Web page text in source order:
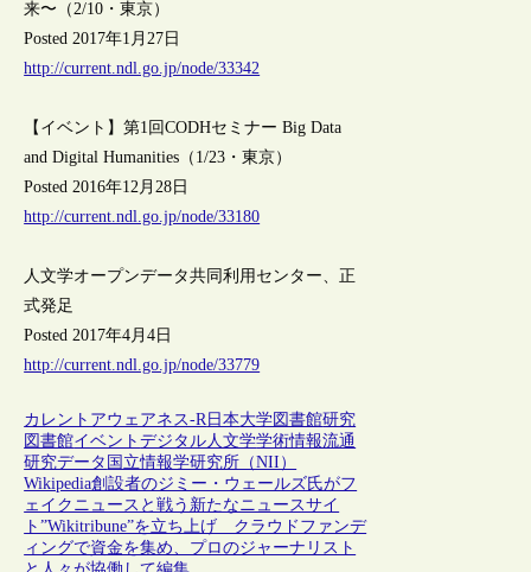
来〜（2/10・東京）
Posted 2017年1月27日
http://current.ndl.go.jp/node/33342
【イベント】第1回CODHセミナー Big Data
and Digital Humanities（1/23・東京）
Posted 2016年12月28日
http://current.ndl.go.jp/node/33180
人文学オープンデータ共同利用センター、正
式発足
Posted 2017年4月4日
http://current.ndl.go.jp/node/33779
カレントアウェアネス-R日本大学図書館研究
図書館イベントデジタル人文学学術情報流通
研究データ 国立情報学研究所（NII）
Wikipedia創設者のジミー・ウェールズ氏がフ
ェイクニュースと戦う新たなニュースサイ
ト”Wikitribune”を立ち上げ クラウドファンデ
ィングで資金を集め、プロのジャーナリスト